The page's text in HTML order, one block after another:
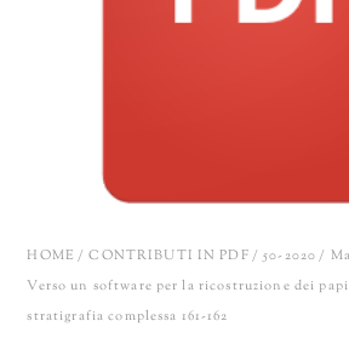
HOME /CONTRIBUTI IN PDF/50-2020/
Verso un software per la ricostruzione dei
stratigrafia complessa 161-162